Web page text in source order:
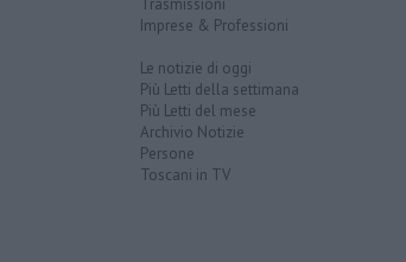
Trasmissioni
Imprese & Professioni
Le notizie di oggi
Più Letti della settimana
Più Letti del mese
Archivio Notizie
Persone
Toscani in TV